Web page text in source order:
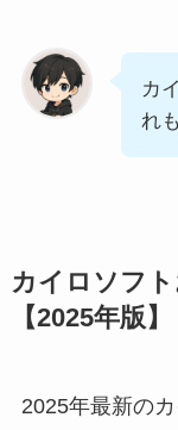
カ
れ
カイロソフ
【2025年版】
2025年最新の